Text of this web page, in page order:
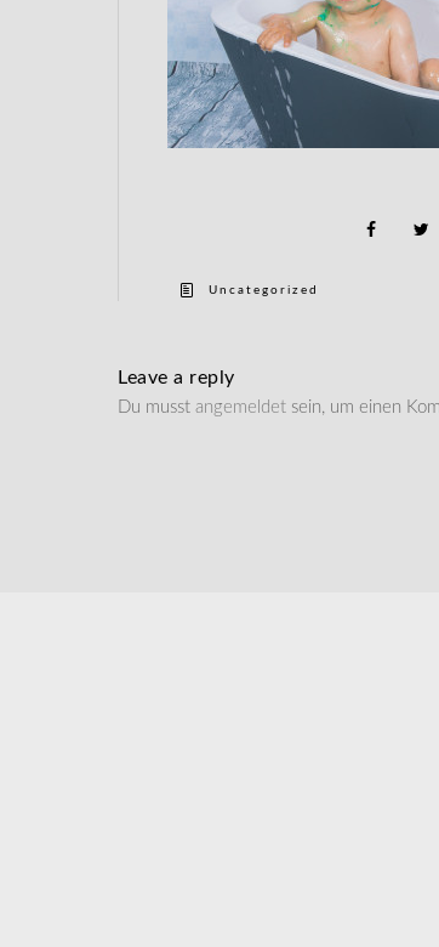
Uncategorized
Leave a reply
Du musst angemeldet sein, um einen